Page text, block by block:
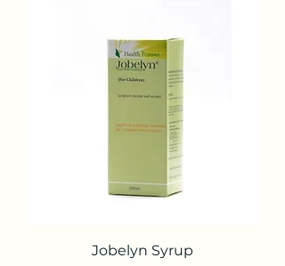
Jobelyn Syrup